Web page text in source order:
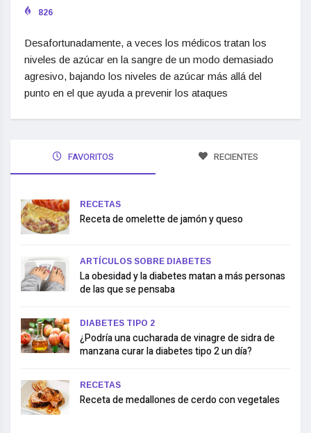
826
Desafortunadamente, a veces los médicos tratan los
niveles de azúcar en la sangre de un modo demasiado
agresivo, bajando los niveles de azúcar más allá del
punto en el que ayuda a prevenir los ataques
FAVORITOS RECIENTES
RECETAS
Receta de omelette de jamón y queso
ARTÍCULOS SOBRE DIABETES
La obesidad y la diabetes matan a más personas
de las que se pensaba
DIABETES TIPO 2
¿Podría una cucharada de vinagre de sidra de
manzana curar la diabetes tipo 2 un día?
RECETAS
Receta de medallones de cerdo con vegetales